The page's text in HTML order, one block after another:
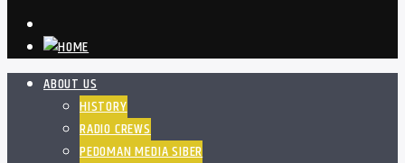
ABOUT US
HISTORY
RADIO CREWS
PEDOMAN MEDIA SIBER